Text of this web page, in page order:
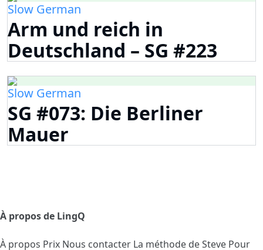
Slow German
Arm und reich in
Deutschland – SG #223
Slow German
SG #073: Die Berliner
Mauer
À propos de LingQ
À propos Prix Nous contacter La méthode de Steve Pour